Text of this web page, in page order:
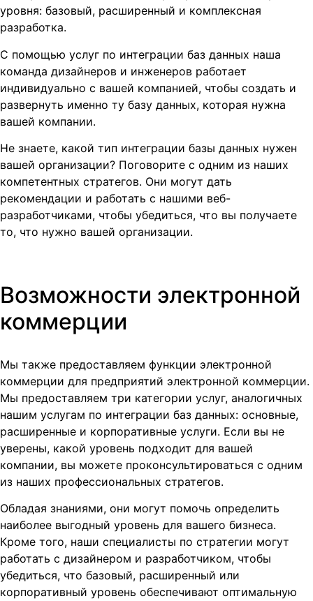
уровня: базовый, расширенный и комплексная
разработка.
С помощью услуг по интеграции баз данных наша
команда дизайнеров и инженеров работает
индивидуально с вашей компанией, чтобы создать и
развернуть именно ту базу данных, которая нужна
вашей компании.
Не знаете, какой тип интеграции базы данных нужен
вашей организации? Поговорите с одним из наших
компетентных стратегов. Они могут дать
рекомендации и работать с нашими веб-
разработчиками, чтобы убедиться, что вы получаете
то, что нужно вашей организации.
Возможности электронной
коммерции
Мы также предоставляем функции электронной
коммерции для предприятий электронной коммерции.
Мы предоставляем три категории услуг, аналогичных
нашим услугам по интеграции баз данных: основные,
расширенные и корпоративные услуги. Если вы не
уверены, какой уровень подходит для вашей
компании, вы можете проконсультироваться с одним
из наших профессиональных стратегов.
Обладая знаниями, они могут помочь определить
наиболее выгодный уровень для вашего бизнеса.
Кроме того, наши специалисты по стратегии могут
работать с дизайнером и разработчиком, чтобы
убедиться, что базовый, расширенный или
корпоративный уровень обеспечивают оптимальную